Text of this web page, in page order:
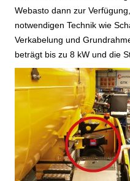
Webasto dann zur
notwendigen Technik wie
Verkabelung und
beträgt bis zu 8 kW und die